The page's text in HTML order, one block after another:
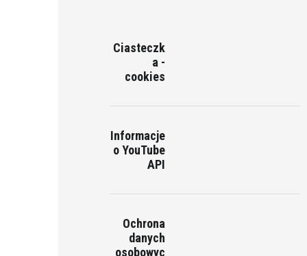
Ciasteczk
a -
cookies
Informacje
o YouTube
API
Ochrona
danych
osobowyc